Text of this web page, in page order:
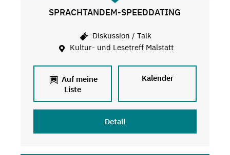
SPRACHTANDEM-SPEEDDATING
Diskussion / Talk
Kultur- und Lesetreff Malstatt
Auf meine
Liste
Kalender
Detail